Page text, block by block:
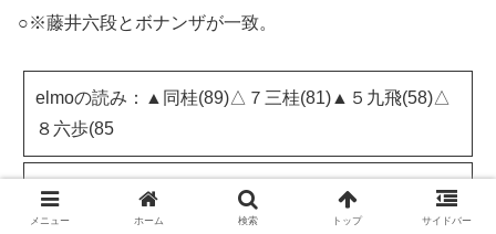
○※藤井六段とボナンザが一致。
elmoの読み：▲同桂(89)△７三桂(81)▲５九飛(58)△
８六歩(85
ボナンザ最善手：▲７七桂
メニュー ホーム 検索 トップ サイドバー